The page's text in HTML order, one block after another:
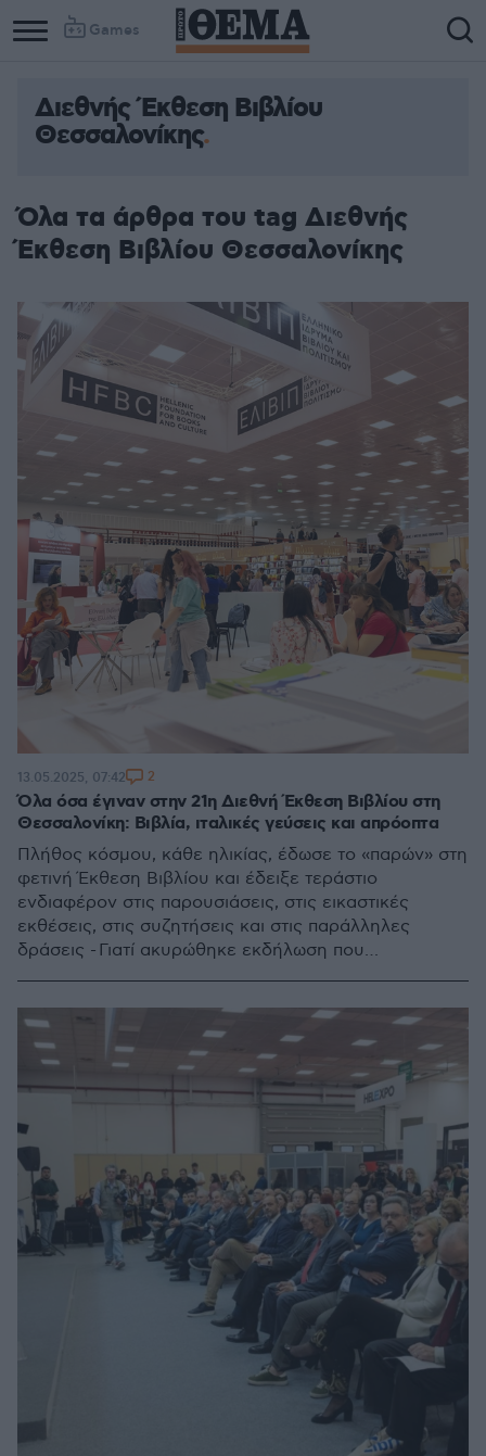
Games
Διεθνής Έκθεση Βιβλίου
Θεσσαλονίκης
Όλα τα άρθρα του tag Διεθνής
Έκθεση Βιβλίου Θεσσαλονίκης
Όλα όσα έγιναν στην 21η Διεθνή Έκθεση Βιβλίου στη
Θεσσαλονίκη: Βιβλία, ιταλικές γεύσεις και απρόοπτα
Πλήθος κόσμου, κάθε ηλικίας, έδωσε το «παρών» στη
φετινή Έκθεση Βιβλίου και έδειξε τεράστιο
ενδιαφέρον στις παρουσιάσεις, στις εικαστικές
εκθέσεις, στις συζητήσεις και στις παράλληλες
δράσεις - Γιατί ακυρώθηκε εκδήλωση που
13.05.2025, 07:42 2